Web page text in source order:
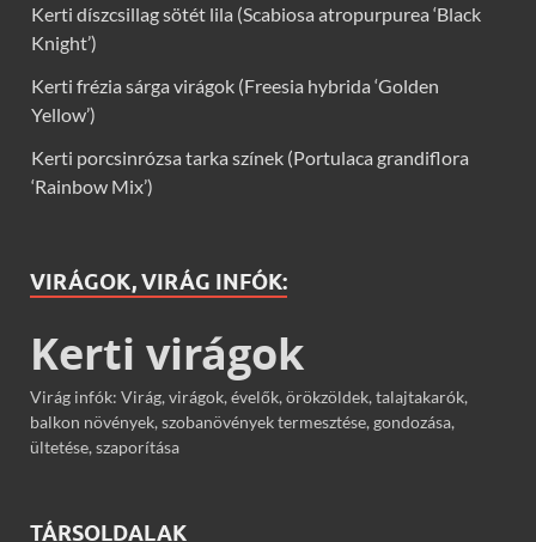
Kerti díszcsillag sötét lila (Scabiosa atropurpurea ‘Black
Knight’)
Kerti frézia sárga virágok (Freesia hybrida ‘Golden
Yellow’)
Kerti porcsinrózsa tarka színek (Portulaca grandiflora
‘Rainbow Mix’)
VIRÁGOK, VIRÁG INFÓK:
Kerti virágok
Virág infók: Virág, virágok, évelők, örökzöldek, talajtakarók,
balkon növények, szobanövények termesztése, gondozása,
ültetése, szaporítása
TÁRSOLDALAK